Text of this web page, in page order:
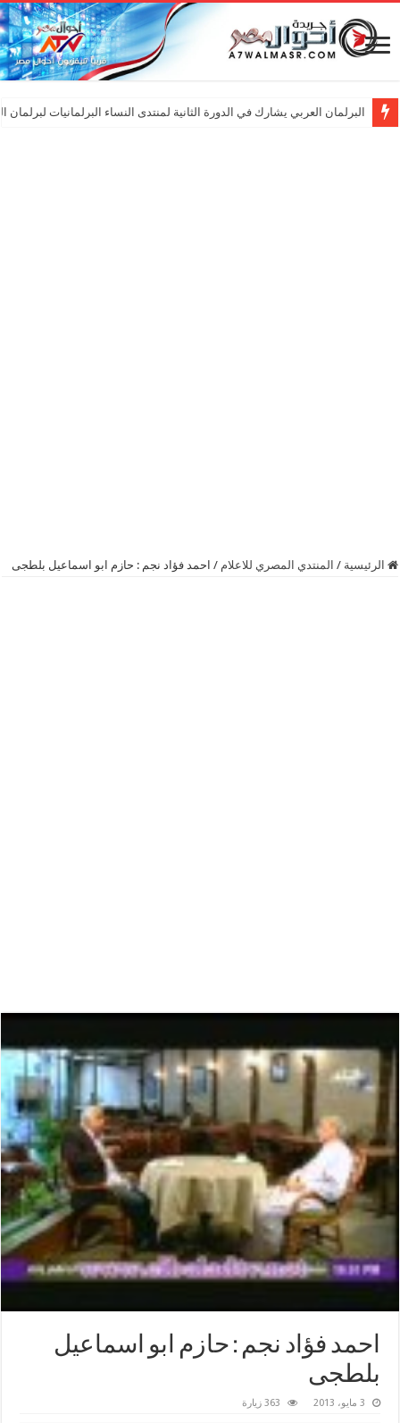
البرلمان العربي يشارك في الدورة الثانية لمنتدى النساء البرلمانيات لبرلمان
الرئيسية / المنتدي المصري للاعلام / احمد فؤاد نجم : حازم ابو اسماعيل بلطجى
احمد فؤاد نجم : حازم ابو اسماعيل
بلطجى
3 مايو، 2013 363 زيارة